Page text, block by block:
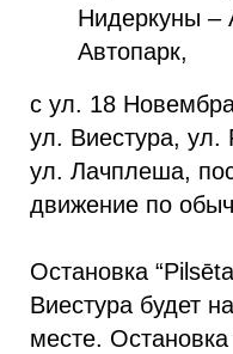
Нидеркуны –
Автопарк,
с ул. 18
ул. Виестура,
ул. Лачплеша,
движение по
Остановка
Виестура будет
месте.